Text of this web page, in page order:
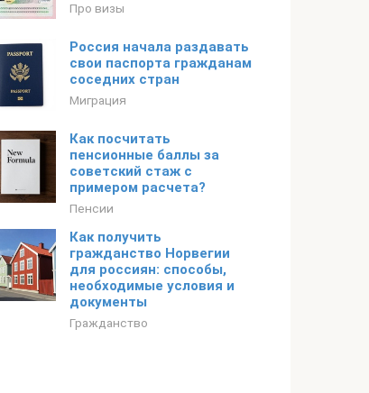
Про визы
Россия начала раздавать
свои паспорта гражданам
соседних стран
Миграция
Как посчитать
пенсионные баллы за
советский стаж с
примером расчета?
Пенсии
Как получить
гражданство Норвегии
для россиян: способы,
необходимые условия и
документы
Гражданство